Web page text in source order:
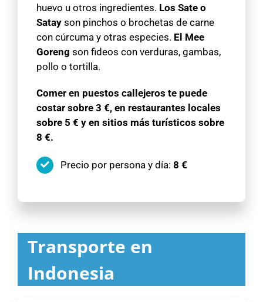
huevo u otros ingredientes. Los Sate o
Satay son pinchos o brochetas de carne
con cúrcuma y otras especies. El Mee
Goreng son fideos con verduras, gambas,
pollo o tortilla.
Comer en puestos callejeros te puede
costar sobre 3 €, en restaurantes locales
sobre 5 € y en sitios más turísticos sobre
8 €.
Precio por persona y día: 8 €
Transporte en
Indonesia